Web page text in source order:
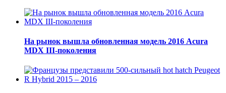
На рынок вышла обновленная модель 2016 Acura
MDX III-поколения